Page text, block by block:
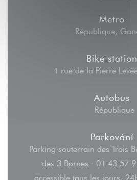
Metro
République,
Bike station
1 rue de la Pierre
Autobus
République
Parkování
Parking souterrain des Trois
des 3 Bornes · 01 43 57
accessible tous les jours,